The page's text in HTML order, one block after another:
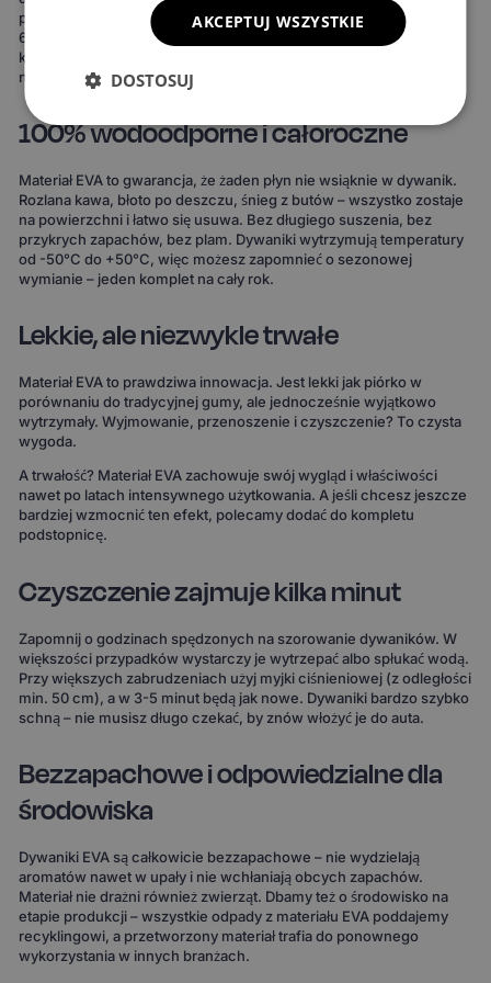
powierzchni, 3 wzory komórek i 20 wariantów obszycia – to ponad
690 kombinacji! Możesz wybrać dywaniki, które idealnie
komponują się z wnętrzem Twojego auta lub nadają mu zupełnie
nowy charakter.
100% wodoodporne i całoroczne
Materiał EVA to gwarancja, że żaden płyn nie wsiąknie w dywanik.
Rozlana kawa, błoto po deszczu, śnieg z butów – wszystko zostaje
na powierzchni i łatwo się usuwa. Bez długiego suszenia, bez
przykrych zapachów, bez plam. Dywaniki wytrzymują temperatury
od -50°C do +50°C, więc możesz zapomnieć o sezonowej
wymianie – jeden komplet na cały rok.
Lekkie, ale niezwykle trwałe
Materiał EVA to prawdziwa innowacja. Jest lekki jak piórko w
porównaniu do tradycyjnej gumy, ale jednocześnie wyjątkowo
wytrzymały. Wyjmowanie, przenoszenie i czyszczenie? To czysta
wygoda.
A trwałość? Materiał EVA zachowuje swój wygląd i właściwości
nawet po latach intensywnego użytkowania. A jeśli chcesz jeszcze
bardziej wzmocnić ten efekt, polecamy dodać do kompletu
podstopnicę.
Czyszczenie zajmuje kilka minut
Zapomnij o godzinach spędzonych na szorowanie dywaników. W
większości przypadków wystarczy je wytrzepać albo spłukać wodą.
Przy większych zabrudzeniach użyj myjki ciśnieniowej (z odległości
min. 50 cm), a w 3-5 minut będą jak nowe. Dywaniki bardzo szybko
schną – nie musisz długo czekać, by znów włożyć je do auta.
Bezzapachowe i odpowiedzialne dla
środowiska
Dywaniki EVA są całkowicie bezzapachowe – nie wydzielają
aromatów nawet w upały i nie wchłaniają obcych zapachów.
Materiał nie drażni również zwierząt. Dbamy też o środowisko na
etapie produkcji – wszystkie odpady z materiału EVA poddajemy
recyklingowi, a przetworzony materiał trafia do ponownego
wykorzystania w innych branżach.
AKCEPTUJ WSZYSTKIE
DOSTOSUJ